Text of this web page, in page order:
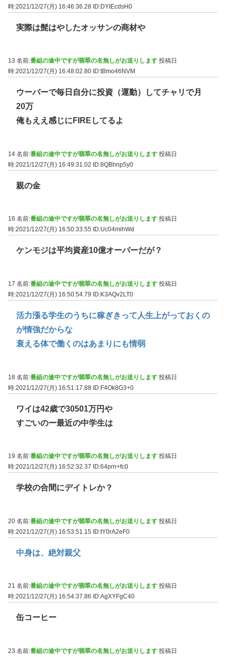
時:2021/12/27(月) 16:46:36.28 ID:DYIEcdsH0
実際は髭はやしたオッサンの商材や
13 名前:番組の途中ですが翡翠の名無しがお送りします 投稿日
時:2021/12/27(月) 16:48:02.80 ID:tBmo46NVM
ウーバーで毎日自分に投資（運動）してチャリで月
20万
俺もええ感じにFIREしてるよ
14 名前:番組の途中ですが翡翠の名無しがお送りします 投稿日
時:2021/12/27(月) 16:49:31.02 ID:8QBhnp5y0
親の金
16 名前:番組の途中ですが翡翠の名無しがお送りします 投稿日
時:2021/12/27(月) 16:50:33.55
ID:Uc04mihWd
ケンモジは平均資産10億オーバーだが？
17 名前:番組の途中ですが翡翠の名無しがお送りします 投稿日
時:2021/12/27(月) 16:50:54.79
ID:K3AQv2LT0
活力漲る学生のうちに稼ぎきって人生上がっておくの
が情強だからな
衰える体で働くのはあまりにも情弱
18 名前:番組の途中ですが翡翠の名無しがお送りします 投稿日
時:2021/12/27(月) 16:51:17.88 ID:F4Ok8G3+0
ワイは42歳で30501万円や
すごいのー最近の中学生は
19 名前:番組の途中ですが翡翠の名無しがお送りします 投稿日
時:2021/12/27(月) 16:52:32.37
ID:64prn+fc0
学校の合間にデイトレか？
20 名前:番組の途中ですが翡翠の名無しがお送りします 投稿日
時:2021/12/27(月) 16:53:51.15 ID:tY0rA2eF0
中身は、絶対親父
21 名前:番組の途中ですが翡翠の名無しがお送りします 投稿日
時:2021/12/27(月) 16:54:37.86
ID:AgXYFgC40
缶コーヒー
23 名前:番組の途中ですが翡翠の名無しがお送りします 投稿日